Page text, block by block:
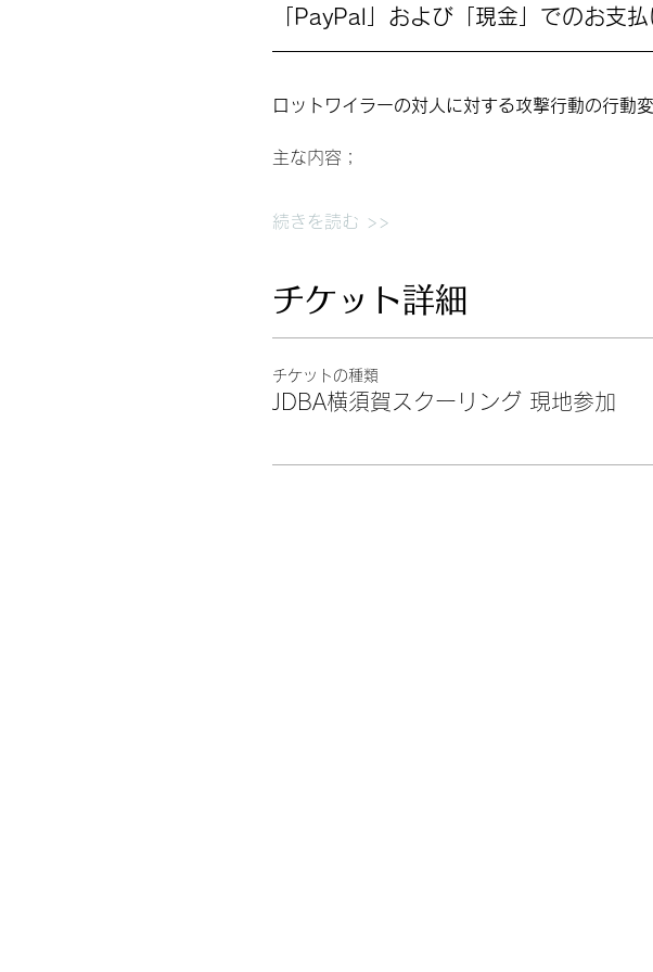
「PayPal」および「現金」でのお支
ロットワイラーの対人に対する攻撃行動の行動
主な内容；
続きを読む >>
チケット詳細
チケットの種類
JDBA横須賀スクーリング 現地参加